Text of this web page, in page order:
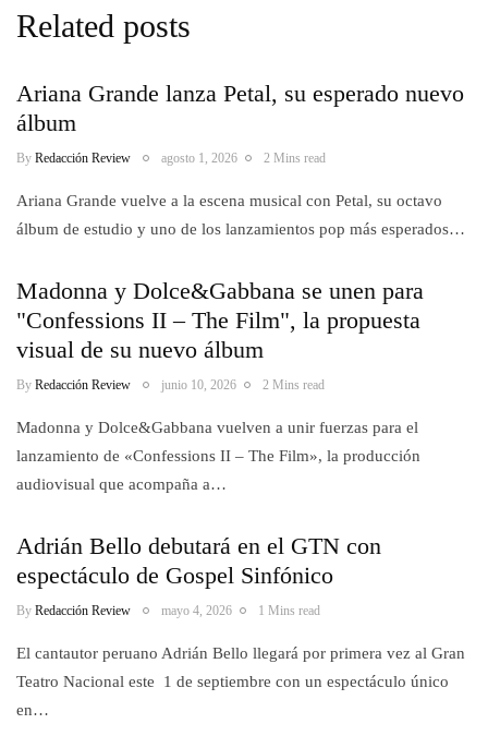
Related posts
Ariana Grande lanza Petal, su esperado nuevo
álbum
By Redacción Review agosto 1, 2026 2 Mins read
Ariana Grande vuelve a la escena musical con Petal, su octavo
álbum de estudio y uno de los lanzamientos pop más esperados…
Madonna y Dolce&Gabbana se unen para
"Confessions II – The Film", la propuesta
visual de su nuevo álbum
By Redacción Review junio 10, 2026 2 Mins read
Madonna y Dolce&Gabbana vuelven a unir fuerzas para el
lanzamiento de «Confessions II – The Film», la producción
audiovisual que acompaña a…
Adrián Bello debutará en el GTN con
espectáculo de Gospel Sinfónico
By Redacción Review mayo 4, 2026 1 Mins read
El cantautor peruano Adrián Bello llegará por primera vez al Gran
Teatro Nacional este 1 de septiembre con un espectáculo único
en…